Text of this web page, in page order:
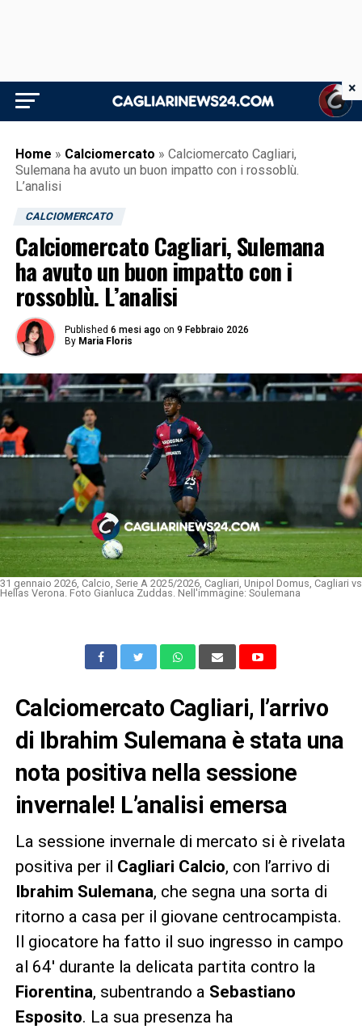
Home » Calciomercato » Calciomercato Cagliari,
Sulemana ha avuto un buon impatto con i rossoblù.
L’analisi
CALCIOMERCATO
Calciomercato Cagliari, Sulemana
ha avuto un buon impatto con i
rossoblù. L’analisi
Published 6 mesi ago on 9 Febbraio 2026
By Maria Floris
31 gennaio 2026, Calcio, Serie A 2025/2026, Cagliari, Unipol Domus, Cagliari vs
Hellas Verona. Foto Gianluca Zuddas. Nell'immagine: Soulemana
Calciomercato Cagliari, l’arrivo
di Ibrahim Sulemana è stata una
nota positiva nella sessione
invernale! L’analisi emersa
La sessione invernale di mercato si è rivelata
positiva per il Cagliari Calcio, con l’arrivo di
Ibrahim Sulemana, che segna una sorta di
ritorno a casa per il giovane centrocampista.
Il giocatore ha fatto il suo ingresso in campo
al 64′ durante la delicata partita contro la
Fiorentina, subentrando a Sebastiano
Esposito. La sua presenza ha
×